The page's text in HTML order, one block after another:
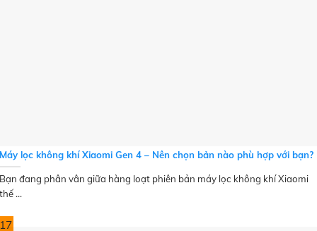
Máy lọc không khí Xiaomi Gen 4 – Nên chọn bản nào phù hợp với bạn?
Bạn đang phân vân giữa hàng loạt phiên bản máy lọc không khí Xiaomi
thế ...
17